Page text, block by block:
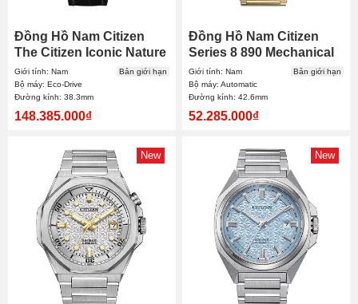
Đồng Hồ Nam Citizen
The Citizen Iconic Nature
Limited AQ4100-22W
38.3mm
Giới tính: Nam
Bộ máy: Eco-Drive
Đường kính: 38.3mm
Bản giới hạn
148.385.000₫
Đồng Hồ Nam Citizen
Series 8 890 Mechanical
NB6062-52P 42.6mm
Giới tính: Nam
Bộ máy: Automatic
Đường kính: 42.6mm
Bản giới hạn
52.285.000₫
New New